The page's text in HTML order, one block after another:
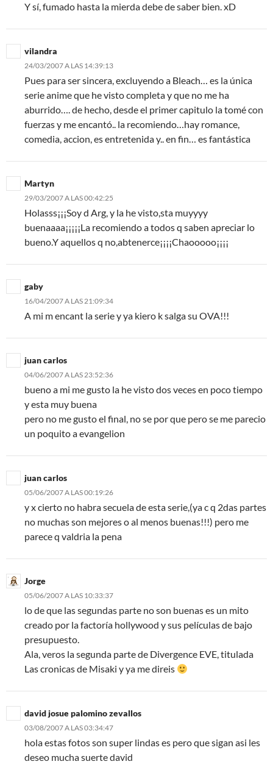
Y sí, fumado hasta la mierda debe de saber bien. xD
vilandra
24/03/2007 A LAS 14:39:13
Pues para ser sincera, excluyendo a Bleach… es la única
serie anime que he visto completa y que no me ha
aburrido…. de hecho, desde el primer capitulo la tomé con
fuerzas y me encantó.. la recomiendo…hay romance,
comedia, accion, es entretenida y.. en fin… es fantástica
Martyn
29/03/2007 A LAS 00:42:25
Holasss¡¡¡Soy d Arg, y la he visto,sta muyyyy
buenaaaa¡¡¡¡¡La recomiendo a todos q saben apreciar lo
bueno.Y aquellos q no,abtenerce¡¡¡¡Chaooooo¡¡¡¡
gaby
16/04/2007 A LAS 21:09:34
A mi m encant la serie y ya kiero k salga su OVA!!!
juan carlos
04/06/2007 A LAS 23:52:36
bueno a mi me gusto la he visto dos veces en poco tiempo
y esta muy buena
pero no me gusto el final, no se por que pero se me parecio
un poquito a evangelion
juan carlos
05/06/2007 A LAS 00:19:26
y x cierto no habra secuela de esta serie,(ya c q 2das partes
no muchas son mejores o al menos buenas!!!) pero me
parece q valdria la pena
Jorge
05/06/2007 A LAS 10:33:37
lo de que las segundas parte no son buenas es un mito
creado por la factoría hollywood y sus películas de bajo
presupuesto.
Ala, veros la segunda parte de Divergence EVE, titulada
Las cronicas de Misaki y ya me direis
david josue palomino zevallos
03/08/2007 A LAS 03:34:47
hola estas fotos son super lindas es pero que sigan asi les
deseo mucha suerte david